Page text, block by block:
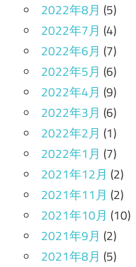
2022年8月 (5)
2022年7月 (4)
2022年6月 (7)
2022年5月 (6)
2022年4月 (9)
2022年3月 (6)
2022年2月 (1)
2022年1月 (7)
2021年12月 (2)
2021年11月 (2)
2021年10月 (10)
2021年9月 (2)
2021年8月 (5)